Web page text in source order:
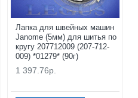
Лапка для швейных машин
Janome (5мм) для шитья по
кругу 207712009 (207-712-
009) *01279* (90г)
1 397.76р.